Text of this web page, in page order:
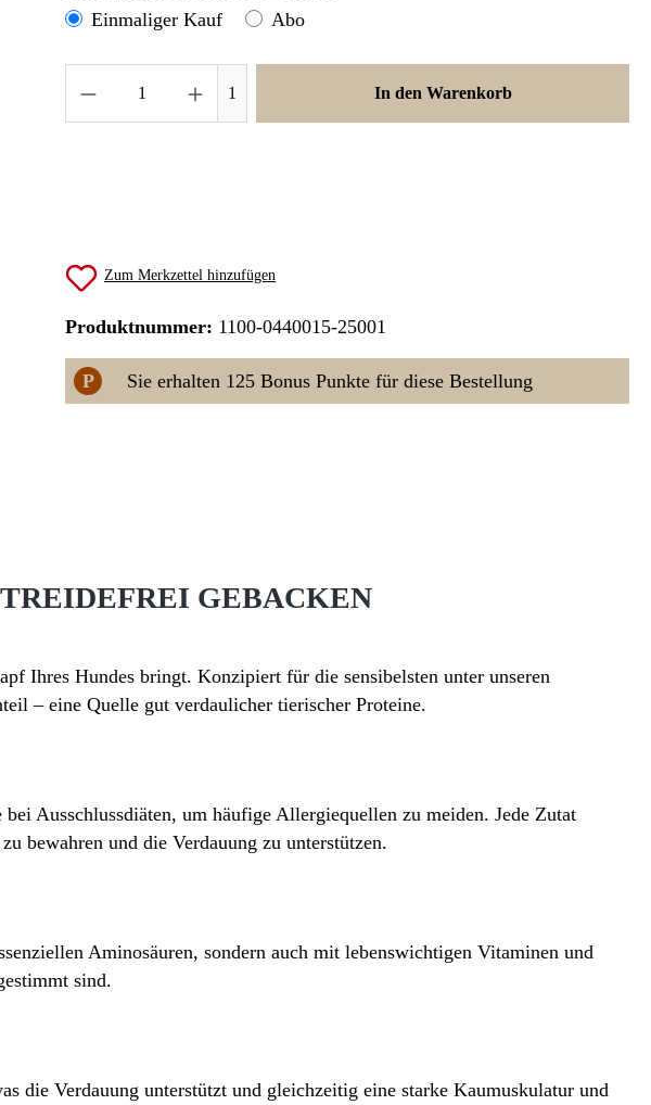
Einmaliger Kauf
Abo
1 In den Warenkorb
Zum Merkzettel hinzufügen
Produktnummer: 1100-0440015-25001
P Sie erhalten 125 Bonus Punkte für diese Bestellung
GEBACKEN
Ihres Hundes bringt. Konzipiert für die sensibelsten unter unseren
– eine Quelle gut verdaulicher tierischer Proteine.
Ausschlussdiäten, um häufige Allergiequellen zu meiden. Jede Zutat
bewahren und die Verdauung zu unterstützen.
Aminosäuren, sondern auch mit lebenswichtigen Vitaminen und
sind.
die Verdauung unterstützt und gleichzeitig eine starke Kaumuskulatur und